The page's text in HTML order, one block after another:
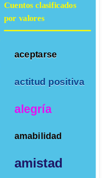
Cuentos clasificados
por valores
aceptarse
actitud positiva
alegría
amabilidad
amistad